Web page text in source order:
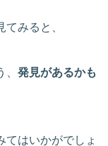
みると、
発見があるかも
てはいかがでしょ